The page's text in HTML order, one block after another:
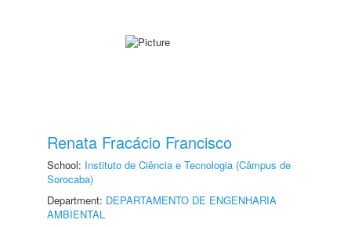
Renata Fracácio Francisco
School: Instituto de Ciência e Tecnologia (Câmpus de
Sorocaba)
Department: DEPARTAMENTO DE ENGENHARIA
AMBIENTAL